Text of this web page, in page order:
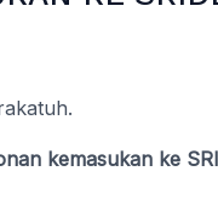
kemasukan ke